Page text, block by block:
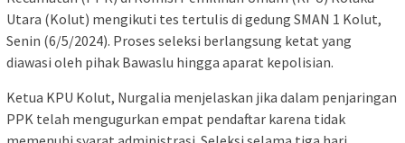
Utara (Kolut) mengikuti tes tertulis di gedung SMAN 1 Kolut,
Senin (6/5/2024). Proses seleksi berlangsung ketat yang
diawasi oleh pihak Bawaslu hingga aparat kepolisian.
Ketua KPU Kolut, Nurgalia menjelaskan jika dalam penjaringan
PPK telah mengugurkan empat pendaftar karena tidak